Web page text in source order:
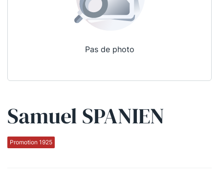
Pas de photo
Samuel SPANIEN
Promotion 1925
Qui sommes-nous ?
La Conférence